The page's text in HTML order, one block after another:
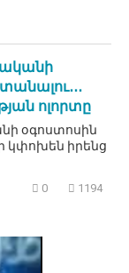
ոլորտը
օգոստոսին
կփոխեն իրենց
0 1194